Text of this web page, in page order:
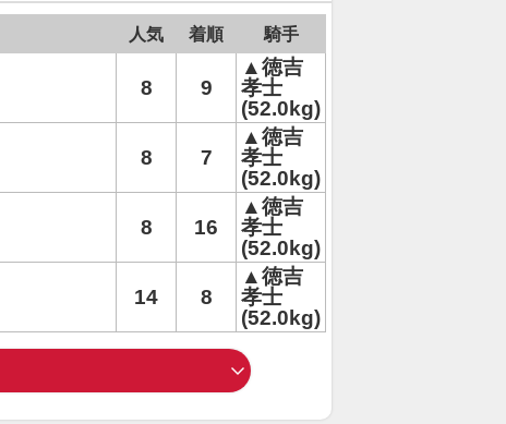
人気 着順 騎手
8 9
▲徳吉
孝士
(52.0kg)
8 7
▲徳吉
孝士
(52.0kg)
8 16
▲徳吉
孝士
(52.0kg)
14 8
▲徳吉
孝士
(52.0kg)